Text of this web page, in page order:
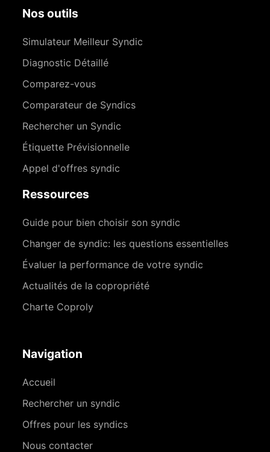
Nos outils
Simulateur Meilleur Syndic
Diagnostic Détaillé
Comparez-vous
Comparateur de Syndics
Rechercher un Syndic
Étiquette Prévisionnelle
Appel d'offres syndic
Ressources
Guide pour bien choisir son syndic
Changer de syndic: les questions essentielles
Évaluer la performance de votre syndic
Actualités de la copropriété
Charte Coproly
Navigation
Accueil
Rechercher un syndic
Offres pour les syndics
Nous contacter